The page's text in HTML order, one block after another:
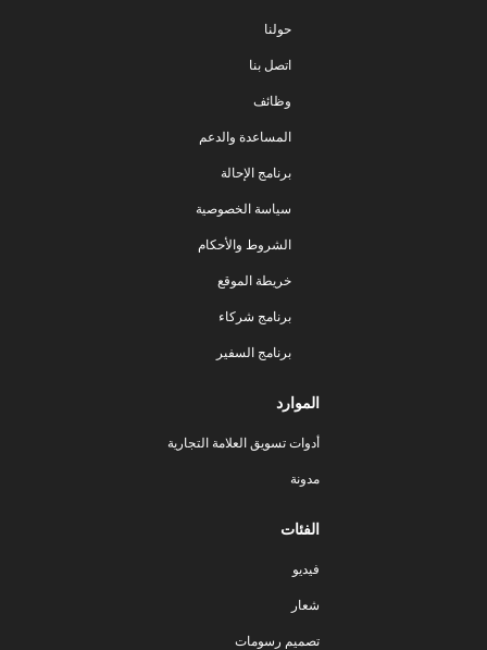
حولنا
اتصل بنا
وظائف
المساعدة والدعم
برنامج الإحالة
سياسة الخصوصية
الشروط والأحكام
خريطة الموقع
برنامج شركاء
برنامج السفير
الموارد
أدوات تسويق العلامة التجارية
مدونة
الفئات
فيديو
شعار
تصميم رسومات